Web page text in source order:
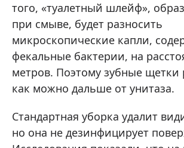
того, «туалетный шлейф»,
при смыве, будет разносить
микроскопические капли,
фекальные бактерии, на
метров. Поэтому зубные
как можно дальше от унитаза.
Стандартная уборка удалит
но она не дезинфицирует